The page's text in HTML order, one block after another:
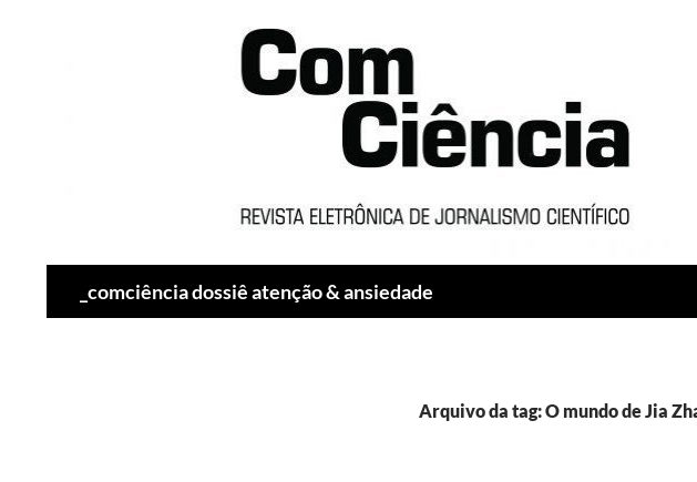
_comciência dossiê atenção & ansiedade
Arquivo da tag: O mundo de Jia